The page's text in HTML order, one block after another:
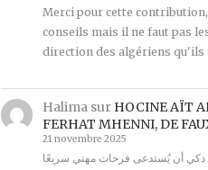
Merci pour cette contribution,
conseils mais il ne faut pas
direction des algériens qu'ils
Halimasur HOCINE AÏT
FERHAT MHENNI, DE
21 novembre 2025
ذكي أن يُستدعى فرحات مهني سريعًا